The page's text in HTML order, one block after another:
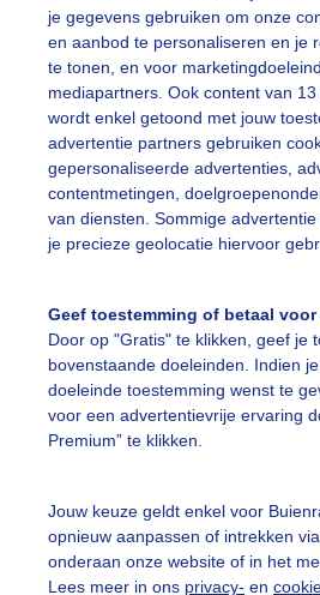
je gegevens gebruiken om onze
en aanbod te personaliseren en je
te tonen, en voor
mediapartners. Ook content van
wordt enkel getoond met jouw
advertentie partners gebruiken
gepersonaliseerde advertenties,
contentmetingen,
van diensten. Sommige
je precieze geolocatie hiervoor
Geef toestemming of betaal
Door op "Gratis" te klikken, geef je
bovenstaande doeleinden. Indien
doeleinde toestemming wenst te
voor een advertentievrije ervaring
Premium” te klikken.
Jouw keuze geldt enkel voor
opnieuw aanpassen of intrekken
onderaan onze website of in het
Lees meer in ons privacy- en
Yvonne Raphael Gemaakt: 18-04-
Zon Wolken
slideshow
vragen